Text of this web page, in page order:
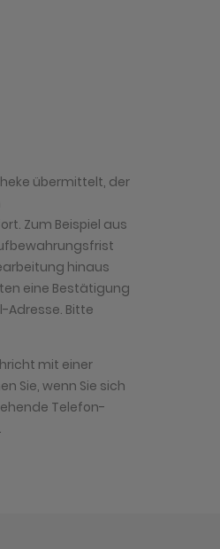
übermittelt, der
Zum Beispiel aus
hinaus
eine Bestätigung
Adresse. Bitte
mit einer
Sie, wenn Sie sich
Telefon-